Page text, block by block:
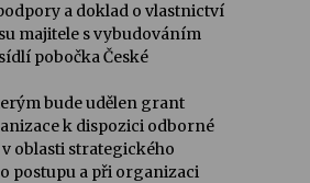
a doklad o vlastnictví
majitele s vybudováním
pobočka České
bude udělen grant
k dispozici odborné
oblasti strategického
postupu a při organizaci